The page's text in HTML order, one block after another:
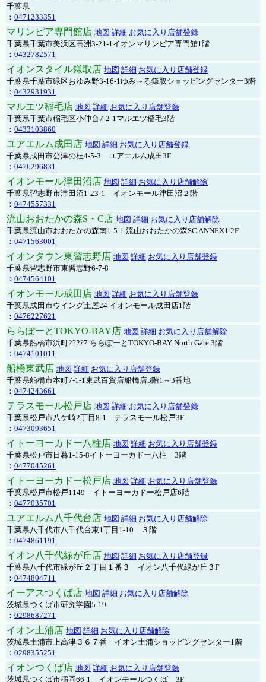
千葉県
： 0471233351
マリンピア専門館店 地図 詳細 お気に入り店舗登録
千葉県千葉市美浜区高洲3-21-1イオンマリンピア専門館1階
： 0432782571
イオンスタイル鎌取店 地図 詳細 お気に入り店舗登録
千葉県千葉市緑区おゆみ野3-16-1ゆみ～る鎌取ショッピングセンター3階
： 0432931931
マルエツ稲毛店 地図 詳細 お気に入り店舗登録
千葉県千葉市稲毛区小仲台7-2-1マルエツ稲毛3階
： 0433103860
ユアエルム成田店 地図 詳細 お気に入り店舗登録
千葉県成田市公津の杜4-5-3 ユアエルム成田3F
： 0476296831
イオンモール津田沼店 地図 詳細 お気に入り店舗解除
千葉県習志野市津田沼1-23-1 イオンモール津田沼２階
： 0474557331
流山おおたかの森S・C店 地図 詳細 お気に入り店舗解除
千葉県流山市おおたかの森南1-5-1 流山おおたかの森SC ANNEX1 2F
： 0471563001
イオンタウン東習志野店 地図 詳細 お気に入り店舗登録
千葉県習志野市東習志野6-7-8
： 0474564101
イオンモール成田店 地図 詳細 お気に入り店舗登録
千葉県成田市ウイング土屋24 イオンモール成田店1階
： 0476227621
ららぽーとTOKYO-BAY店 地図 詳細 お気に入り店舗解除
千葉県船橋市浜町2?2?7 ららぽーとTOKYO-BAY North Gate 3階
： 0474101011
船橋東武店 地図 詳細 お気に入り店舗登録
千葉県船橋市本町7-1-1東武百貨店船橋店3階1～3番地
： 0474243661
テラスモール松戸店 地図 詳細 お気に入り店舗登録
千葉県松戸市八ケ崎2丁目8-1 テラスモール松戸3F
： 0473093651
イトーヨーカドー八柱店 地図 詳細 お気に入り店舗登録
千葉県松戸市日暮1-15-8イトーヨーカドー八柱 3階
： 0477045261
イトーヨーカドー松戸店 地図 詳細 お気に入り店舗登録
千葉県松戸市松戸1149 イトーヨーカドー松戸店6階
： 0477035701
ユアエルム八千代台店 地図 詳細 お気に入り店舗解除
千葉県八千代市八千代台東1丁目1-10 ３階
： 0474861191
イオン八千代緑が丘店 地図 詳細 お気に入り店舗登録
千葉県八千代市緑が丘２丁目１番３ イオン八千代緑が丘３F
： 0474804711
イーアスつくば店 地図 詳細 お気に入り店舗解除
茨城県つくば市研究学園5-19
： 0298687271
イオン土浦店 地図 詳細 お気に入り店舗解除
茨城県土浦市上高津３６７番 イオン土浦ショッピングセンター1階
： 0298355251
イオンつくば店 地図 詳細 お気に入り店舗登録
茨城県つくば市稲岡66-1 イオンモールつくば 3F